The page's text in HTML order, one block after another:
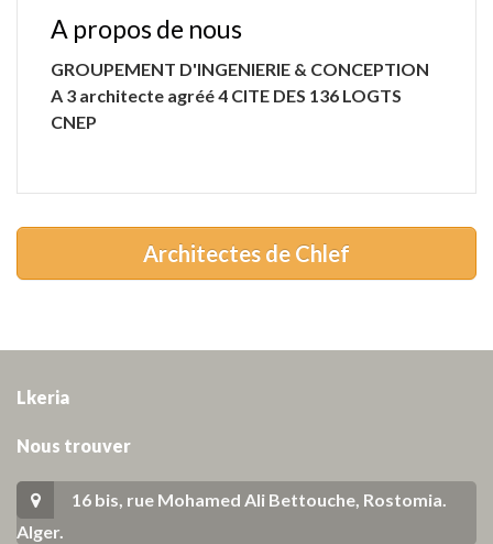
A propos de nous
GROUPEMENT D'INGENIERIE & CONCEPTION
A 3 architecte agréé 4 CITE DES 136 LOGTS
CNEP
Architectes de Chlef
Lkeria
Nous trouver
16 bis, rue Mohamed Ali Bettouche, Rostomia.
Alger.